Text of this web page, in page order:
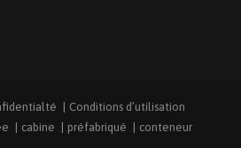
15E RÉUNION DES CONCESSIONNAIRES
Conditions d’utilisation
cabine préfabriqué conteneur